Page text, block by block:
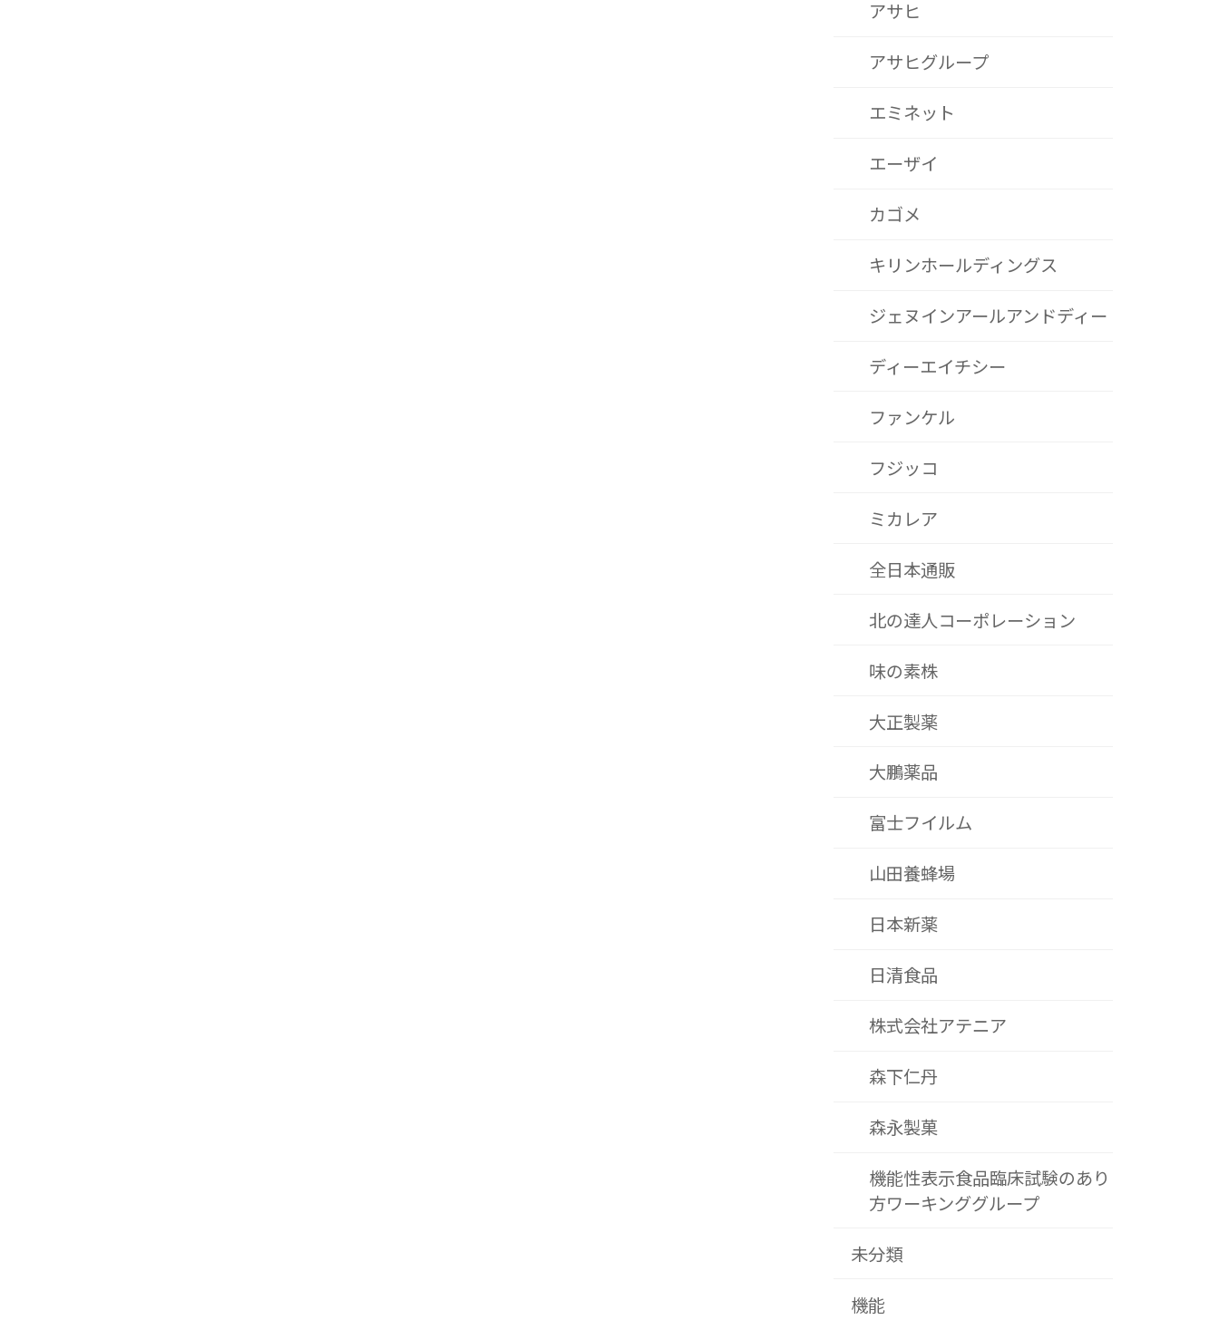
アサヒ
アサヒグループ
エミネット
エーザイ
カゴメ
キリンホールディングス
ジェヌインアールアンドディー
ディーエイチシー
ファンケル
フジッコ
ミカレア
全日本通販
北の達人コーポレーション
味の素株
大正製薬
大鵬薬品
富士フイルム
山田養蜂場
日本新薬
日清食品
株式会社アテニア
森下仁丹
森永製菓
機能性表示食品臨床試験のあり
方ワーキンググループ
未分類
機能